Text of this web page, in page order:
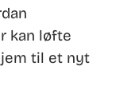
kan løfte
til et nyt